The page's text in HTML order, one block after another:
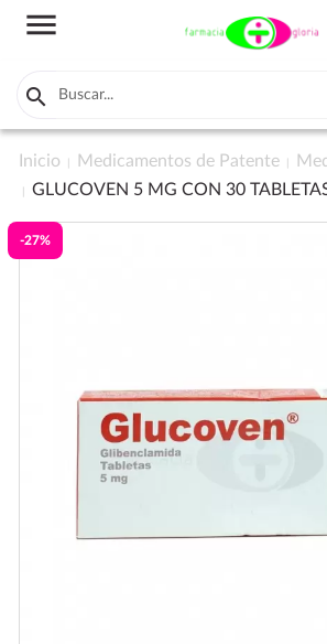
menu

Inicio Medicamentos de Patente
GLUCOVEN 5 MG CON 30
-27%